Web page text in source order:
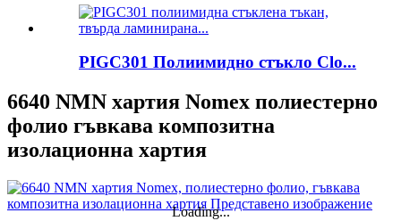
PIGC301 Полиимидно стъкло Clo...
6640 NMN хартия Nomex полиестерно
фолио гъвкава композитна
изолационна хартия
Loading...